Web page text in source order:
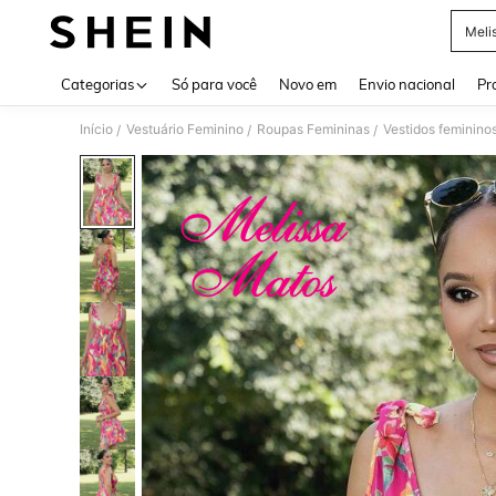
Categorias Só para você Novo em Envio nacional
Início / Vestuário Feminino / Roupas Femininas / Vestidos